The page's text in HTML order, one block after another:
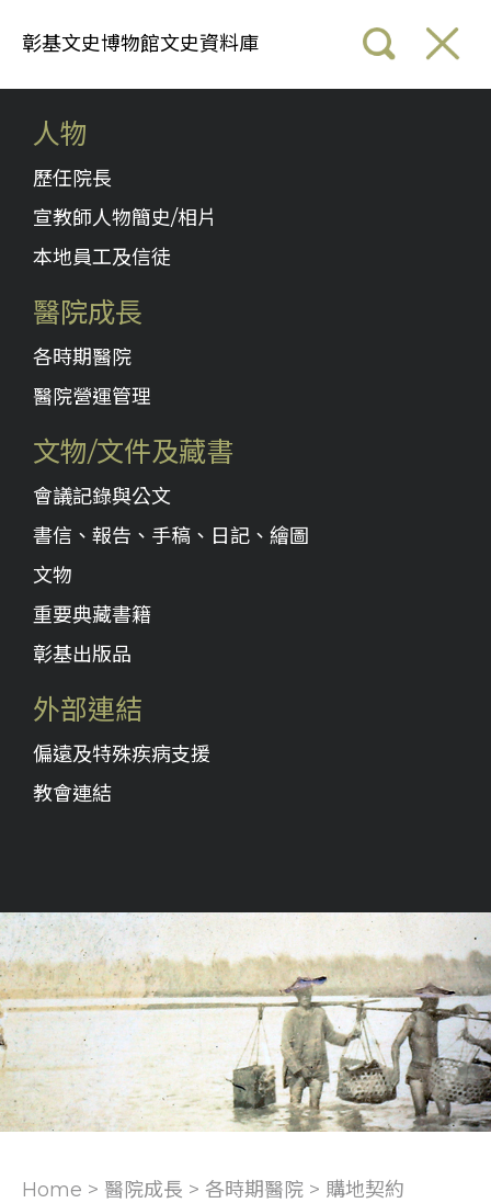
彰基文史博物館文史資料庫
人物
歷任院長
宣教師人物簡史/相片
本地員工及信徒
醫院成長
各時期醫院
醫院營運管理
文物/文件及藏書
會議記錄與公文
書信、報告、手稿、日記、繪圖
文物
重要典藏書籍
彰基出版品
外部連結
偏遠及特殊疾病支援
教會連結
Home > 醫院成長 > 各時期醫院 > 購地契約